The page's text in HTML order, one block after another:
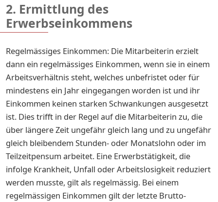
2. Ermittlung des
Erwerbseinkommens
Regelmässiges Einkommen: Die Mitarbeiterin erzielt
dann ein regelmässiges Einkommen, wenn sie in einem
Arbeitsverhältnis steht, welches unbefristet oder für
mindestens ein Jahr eingegangen worden ist und ihr
Einkommen keinen starken Schwankungen ausgesetzt
ist. Dies trifft in der Regel auf die Mitarbeiterin zu, die
über längere Zeit ungefähr gleich lang und zu ungefähr
gleich bleibendem Stunden- oder Monatslohn oder im
Teilzeitpensum arbeitet. Eine Erwerbstätigkeit, die
infolge Krankheit, Unfall oder Arbeitslosigkeit reduziert
werden musste, gilt als regelmässig. Bei einem
regelmässigen Einkommen gilt der letzte Brutto-